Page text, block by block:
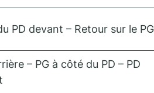
PD devant – Retour sur le PG
– PG à côté du PD – PD